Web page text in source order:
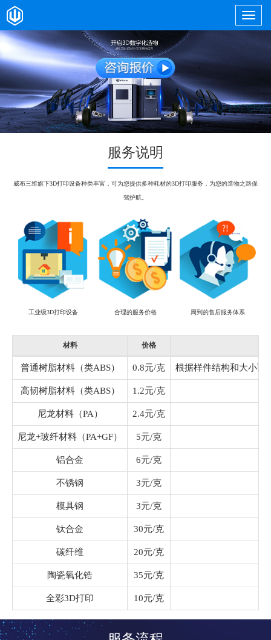
服务说明
威布三维旗下3D打印设备种类丰富，可为您提供多种耗材的3D打印服务，为您的造物之路保
驾护航。
工业级3D打印设备 合理的服务价格 周到的售后服务体系
材料 价格
普通树脂材料（类ABS） 0.8元/克 根据样件结构和大小而
高韧树脂材料（类ABS） 1.2元/克
尼龙材料（PA） 2.4元/克
尼龙+玻纤材料（PA+GF） 5元/克
铝合金 6元/克
不锈钢 3元/克
模具钢 3元/克
钛合金 30元/克
碳纤维 20元/克
陶瓷氧化锆 35元/克
全彩3D打印 10元/克